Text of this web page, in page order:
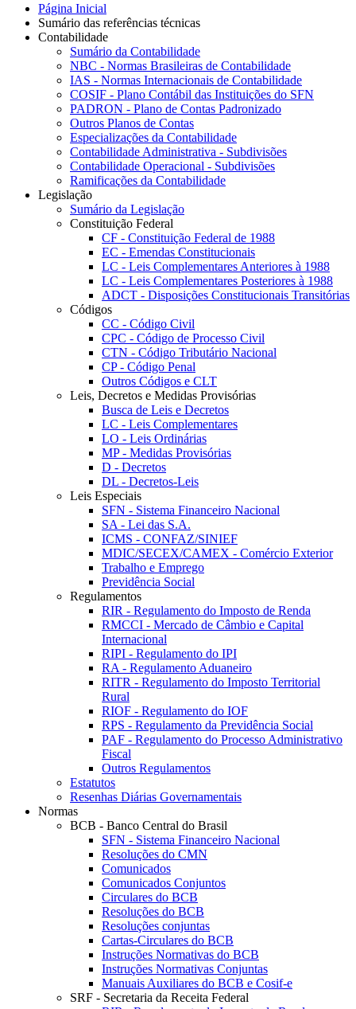
Página Inicial
Sumário das referências técnicas
Contabilidade
Sumário da Contabilidade
NBC - Normas Brasileiras de Contabilidade
IAS - Normas Internacionais de Contabilidade
COSIF - Plano Contábil das Instituições do SFN
PADRON - Plano de Contas Padronizado
Outros Planos de Contas
Especializações da Contabilidade
Contabilidade Administrativa - Subdivisões
Contabilidade Operacional - Subdivisões
Ramificações da Contabilidade
Legislação
Sumário da Legislação
Constituição Federal
CF - Constituição Federal de 1988
EC - Emendas Constitucionais
LC - Leis Complementares Anteriores à 1988
LC - Leis Complementares Posteriores à 1988
ADCT - Disposições Constitucionais Transitórias
Códigos
CC - Código Civil
CPC - Código de Processo Civil
CTN - Código Tributário Nacional
CP - Código Penal
Outros Códigos e CLT
Leis, Decretos e Medidas Provisórias
Busca de Leis e Decretos
LC - Leis Complementares
LO - Leis Ordinárias
MP - Medidas Provisórias
D - Decretos
DL - Decretos-Leis
Leis Especiais
SFN - Sistema Financeiro Nacional
SA - Lei das S.A.
ICMS - CONFAZ/SINIEF
MDIC/SECEX/CAMEX - Comércio Exterior
Trabalho e Emprego
Previdência Social
Regulamentos
RIR - Regulamento do Imposto de Renda
RMCCI - Mercado de Câmbio e Capital
Internacional
RIPI - Regulamento do IPI
RA - Regulamento Aduaneiro
RITR - Regulamento do Imposto Territorial
Rural
RIOF - Regulamento do IOF
RPS - Regulamento da Previdência Social
PAF - Regulamento do Processo Administrativo
Fiscal
Outros Regulamentos
Estatutos
Resenhas Diárias Governamentais
Normas
BCB - Banco Central do Brasil
SFN - Sistema Financeiro Nacional
Resoluções do CMN
Comunicados
Comunicados Conjuntos
Circulares do BCB
Resoluções do BCB
Resoluções conjuntas
Cartas-Circulares do BCB
Instruções Normativas do BCB
Instruções Normativas Conjuntas
Manuais Auxiliares do BCB e Cosif-e
SRF - Secretaria da Receita Federal